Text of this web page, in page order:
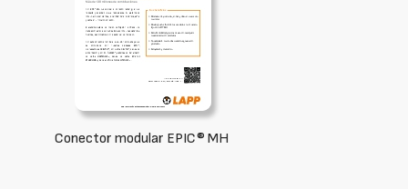
Conector modular EPIC® MH